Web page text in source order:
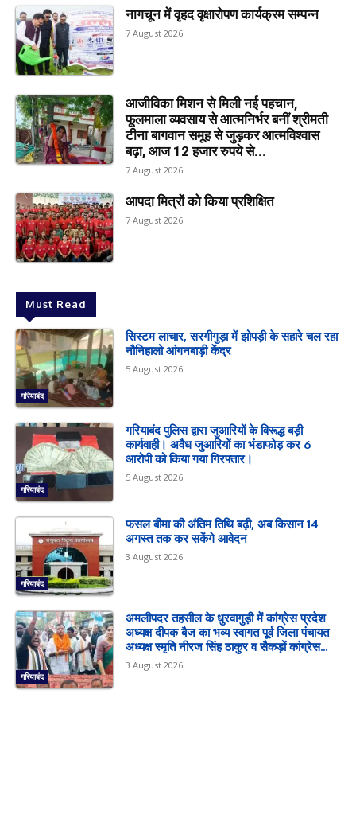
नागचून में वृहद वृक्षारोपण कार्यक्रम सम्पन्न
7 August 2026
आजीविका मिशन से मिली नई पहचान,
फूलमाला व्यवसाय से आत्मनिर्भर बनीं श्रीमती
टीना बागवान समूह से जुड़कर आत्मविश्वास
बढ़ा, आज 12 हजार रुपये से...
7 August 2026
आपदा मित्रों को किया प्रशिक्षित
7 August 2026
Must Read
गरियाबंद
सिस्टम लाचार, सरगीगुड़ा में झोपड़ी के सहारे चल रहा
नौनिहालो आंगनबाड़ी केंद्र
5 August 2026
गरियाबंद
गरियाबंद पुलिस द्वारा जुआरियों के विरूद्ध बड़ी
कार्यवाही। अवैध जुआरियों का भंडाफोड़ कर 6
आरोपी को किया गया गिरफ्तार।
5 August 2026
गरियाबंद
फसल बीमा की अंतिम तिथि बढ़ी, अब किसान 14
अगस्त तक कर सकेंगे आवेदन
3 August 2026
गरियाबंद
अमलीपदर तहसील के धुरवागुड़ी में कांग्रेस प्रदेश
अध्यक्ष दीपक बैज का भव्य स्वागत पूर्व जिला पंचायत
अध्यक्ष स्मृति नीरज सिंह ठाकुर व सैकड़ों कांग्रेस...
3 August 2026